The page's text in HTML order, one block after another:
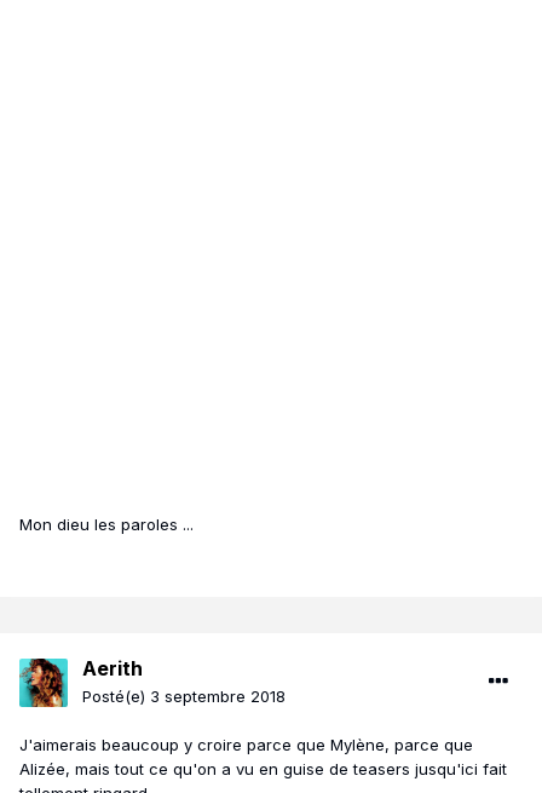
Mon dieu les paroles ...
Aerith
Posté(e) 3 septembre 2018
J'aimerais beaucoup y croire parce que Mylène, parce que
Alizée, mais tout ce qu'on a vu en guise de teasers jusqu'ici fait